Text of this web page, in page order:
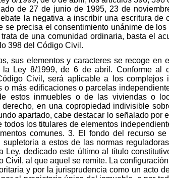
de 27 de junio de 1995, 23 de
la negativa a inscribir una escritura de
se precisa el consentimiento unánime de
de una comunidad ordinaria, basta el
398 del Código Civil.
sus elementos y caracteres se recoge
Ley 8/1999, de 6 de abril. Conforme al
Civil, será aplicable a los complejos
más edificaciones o parcelas
estos inmuebles o de las viviendas o
en una copropiedad indivisible
apartado, cabe destacar lo señalado por
los titulares de elementos
comunes. 3. El fondo del recurso
a estos de las normas
dedicado este último al título
al que aquel se remite. La
y por la jurisprudencia como un acto